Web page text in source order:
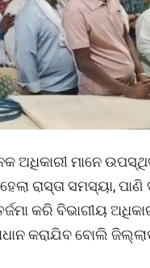
ଅଧିକାରୀ ମାନେ
ରାସ୍ତା ସମସ୍ୟା, ପାଣି
କରି ବିଭାଗୀୟ
କରାଯିବ ବୋଲି